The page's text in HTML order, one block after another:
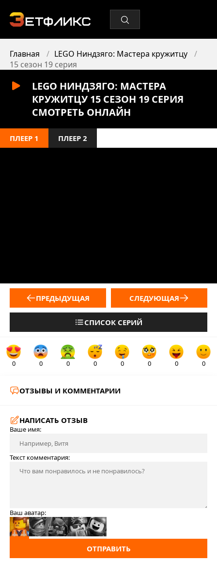
Главная
LEGO Ниндзяго: Мастера кружитцу
15 сезон 19 серия
LEGO НИНДЗЯГО: МАСТЕРА
КРУЖИТЦУ 15 СЕЗОН 19 СЕРИЯ
СМОТРЕТЬ ОНЛАЙН
ПЛЕЕР 1 ПЛЕЕР 2
ПРЕДЫДУЩАЯ
СПИСОК СЕРИЙ
СЛЕДУЮЩАЯ
0 0 0 0 0 0 0 0
ОТЗЫВЫ И КОММЕНТАРИИ
НАПИСАТЬ ОТЗЫВ
Ваше имя:
Текст комментария:
Ваш аватар:
ОТПРАВИТЬ